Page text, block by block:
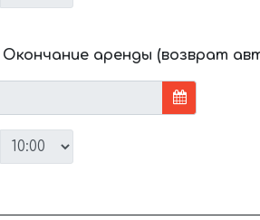
Окончание аренды (возврат